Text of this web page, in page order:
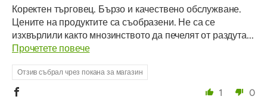
Коректен търговец. Бързо и качествено обслужване.
Цените на продуктите са съобразени. Не са се
изхвърлили както мнозинството да печелят от раздута...
Прочетете повече
Отзив събрал чрез покана за магазин
1 0